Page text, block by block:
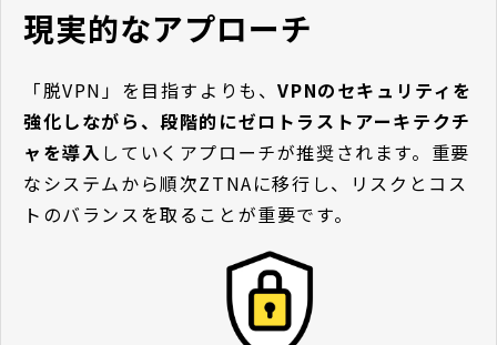
現実的なアプローチ
「脱VPN」を目指すよりも、VPNのセキュリティを
強化しながら、段階的にゼロトラストアーキテクチ
ャを導入していくアプローチが推奨されます。重要
なシステムから順次ZTNAに移行し、リスクとコス
トのバランスを取ることが重要です。